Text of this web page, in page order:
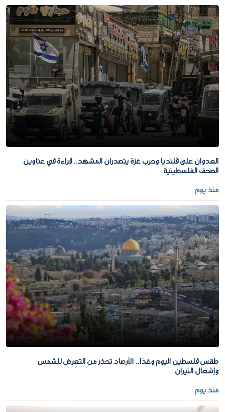
العدوان على قلنديا وحرب غزة يتصدران المشهد.. قراءة في عناوين
الصحف الفلسطينية
منذ يوم
طقس فلسطين اليوم وغدًا.. الأرصاد تحذر من التعرض للشمس
وإشعال النيران
منذ يوم